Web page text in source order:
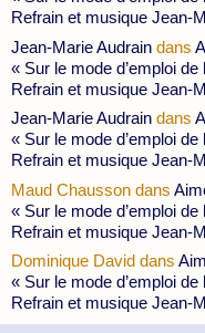
Refrain et musique Jean-
Jean-Marie Audrain dans
« Sur le mode d’emploi
Refrain et musique Jean-
Jean-Marie Audrain dans
« Sur le mode d’emploi
Refrain et musique Jean-
Maud Chausson dans
« Sur le mode d’emploi
Refrain et musique Jean-
Dominique David dans
« Sur le mode d’emploi
Refrain et musique Jean-